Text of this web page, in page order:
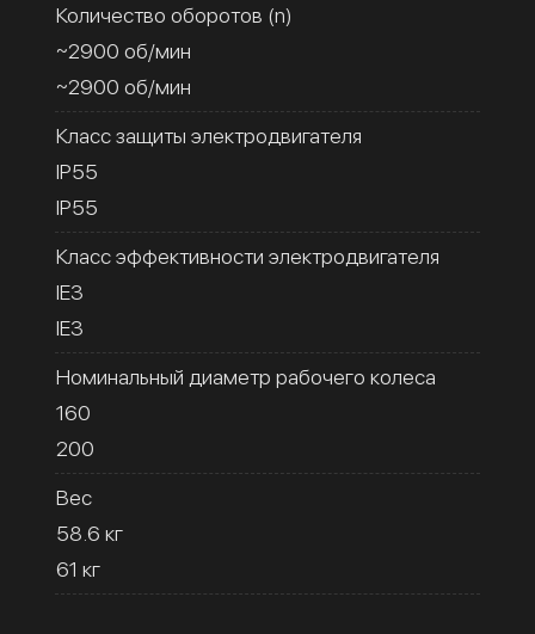
Количество оборотов (n)
~2900 об/мин
~2900 об/мин
Класс защиты электродвигателя
IP55
IP55
Класс эффективности электродвигателя
IE3
IE3
Номинальный диаметр рабочего колеса
160
200
Вес
58.6 кг
61 кг